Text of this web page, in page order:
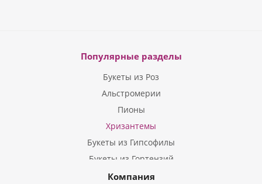
Популярные разделы
Букеты из Роз
Альстромерии
Пионы
Хризантемы
Букеты из Гипсофилы
Букеты из Гортензий
Букеты из Ирисов
Компания